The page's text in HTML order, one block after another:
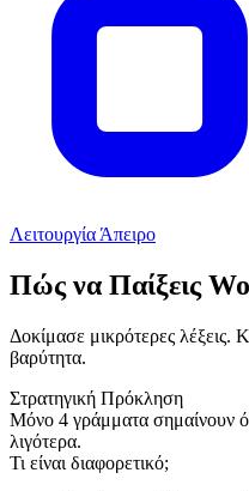
Λειτουργία Άπειρο
Πώς να Παίξεις
Δοκίμασε μικρότερες λέξεις.
βαρύτητα.
Στρατηγική Πρόκληση
Μόνο 4 γράμματα σημαίνουν
λιγότερα.
Τι είναι διαφορετικό;